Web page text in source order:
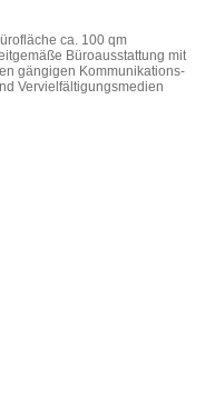
ca. 100 qm
Büroausstattung mit
gängigen Kommunikations-
Vervielfältigungsmedien